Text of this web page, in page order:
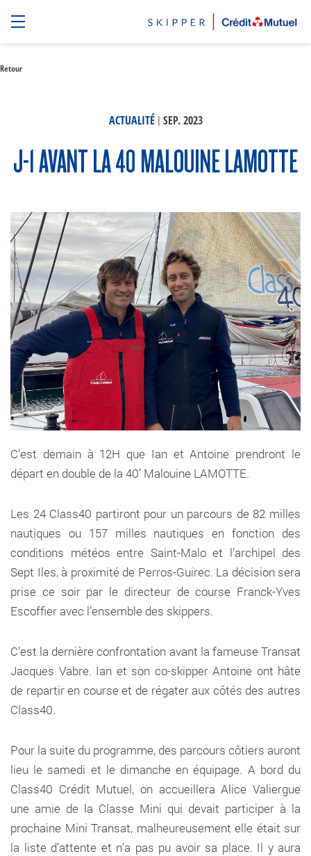
Retour
ACTUALITÉ| SEP. 2023
J-1 AVANT LA 40 MALOUINE LAMOTTE
C’est demain à 12H que Ian et Antoine prendront le
départ en double de la 40’ Malouine LAMOTTE.
Les 24 Class40 partiront pour un parcours de 82 milles
nautiques ou 157 milles nautiques en fonction des
conditions météos entre Saint-Malo et l’archipel des
Sept Iles, à proximité de Perros-Guirec. La décision sera
prise ce soir par le directeur de course Franck-Yves
Escoffier avec l’ensemble des skippers.
C’est la dernière confrontation avant la fameuse Transat
Jacques Vabre. Ian et son co-skipper Antoine ont hâte
de repartir en course et de régater aux côtés des autres
Class40.
Pour la suite du programme, des parcours côtiers auront
lieu le samedi et le dimanche en équipage. A bord du
Class40 Crédit Mutuel, on accueillera Alice Valiergue
une amie de la Classe Mini qui devait participer à la
prochaine Mini Transat, malheureusement elle était sur
la liste d’attente et n’a pas pu avoir sa place. Il y aura